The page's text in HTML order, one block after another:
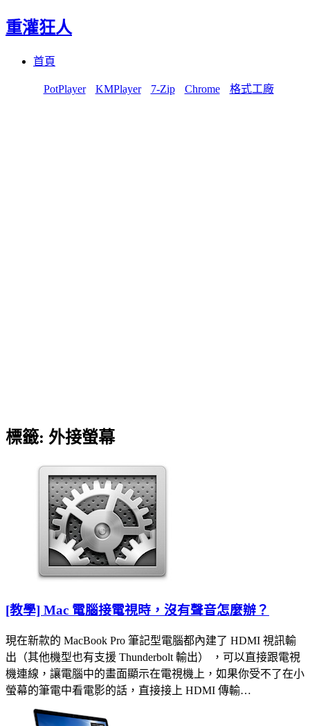
重灌狂人
首頁
PotPlayer KMPlayer 7-Zip Chrome 格式工廠
標籤: 外接螢幕
[教學] Mac 電腦接電視時，沒有聲音怎麼辦？
現在新款的 MacBook Pro 筆記型電腦都內建了 HDMI 視訊輸
出（其他機型也有支援 Thunderbolt 輸出） ，可以直接跟電視
機連線，讓電腦中的畫面顯示在電視機上，如果你受不了在小
螢幕的筆電中看電影的話，直接接上 HDMI 傳輸…